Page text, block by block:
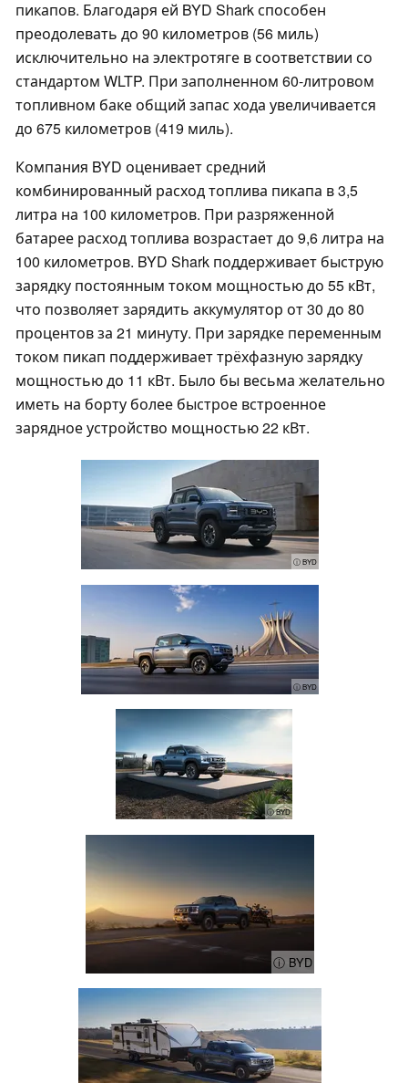
пикапов. Благодаря ей BYD Shark способен
преодолевать до 90 километров (56 миль)
исключительно на электротяге в соответствии со
стандартом WLTP. При заполненном 60-литровом
топливном баке общий запас хода увеличивается
до 675 километров (419 миль).
Компания BYD оценивает средний
комбинированный расход топлива пикапа в 3,5
литра на 100 километров. При разряженной
батарее расход топлива возрастает до 9,6 литра на
100 километров. BYD Shark поддерживает быструю
зарядку постоянным током мощностью до 55 кВт,
что позволяет зарядить аккумулятор от 30 до 80
процентов за 21 минуту. При зарядке переменным
током пикап поддерживает трёхфазную зарядку
мощностью до 11 кВт. Было бы весьма желательно
иметь на борту более быстрое встроенное
зарядное устройство мощностью 22 кВт.
ⓘ BYD
ⓘ BYD
ⓘ BYD
ⓘ BYD